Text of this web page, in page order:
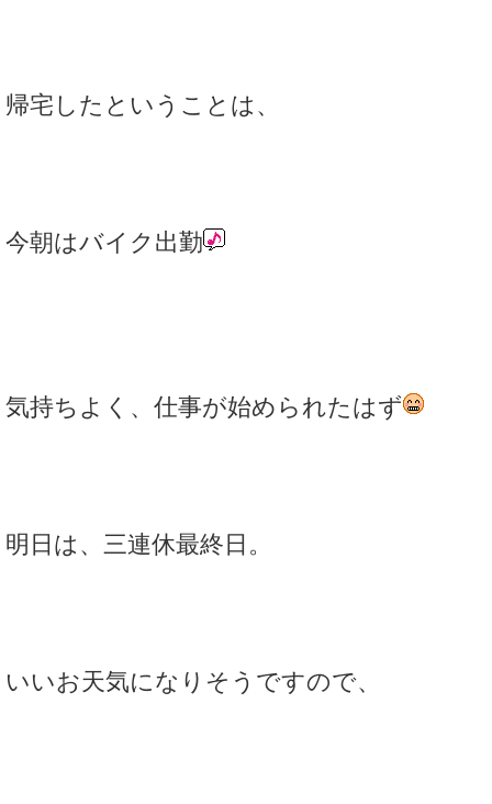
帰宅したということは、
今朝はバイク出勤
気持ちよく、仕事が始められたはず
明日は、三連休最終日。
いいお天気になりそうですので、